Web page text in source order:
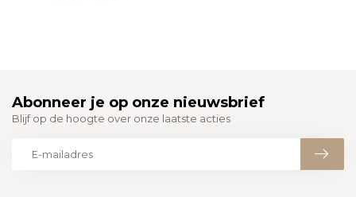
Abonneer je op onze nieuwsbrief
Blijf op de hoogte over onze laatste acties